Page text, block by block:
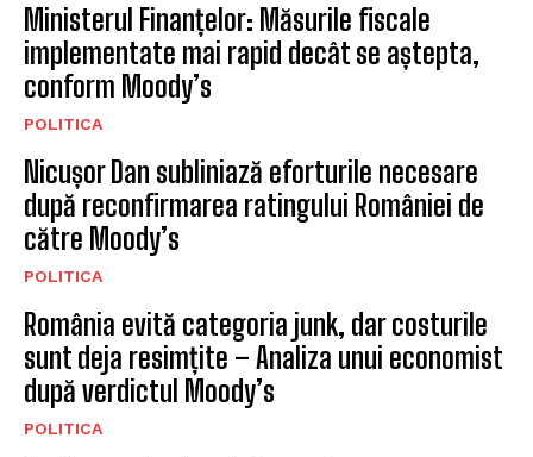
Ministerul Finanțelor: Măsurile fiscale
implementate mai rapid decât se aștepta,
conform Moody’s
POLITICA
Nicușor Dan subliniază eforturile necesare
după reconfirmarea ratingului României de
către Moody’s
POLITICA
România evită categoria junk, dar costurile
sunt deja resimțite – Analiza unui economist
după verdictul Moody’s
POLITICA